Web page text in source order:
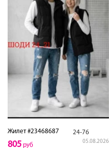
Жилет #23468687 24-76
05.08.2026
805 руб